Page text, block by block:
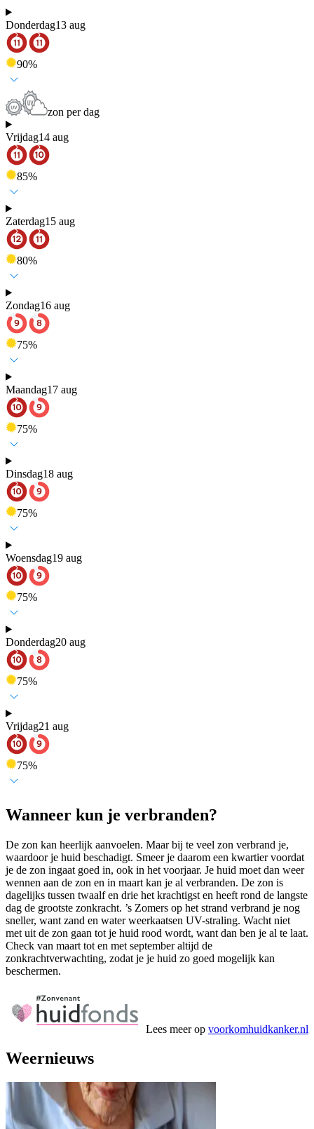
Donderdag13 aug
90%
zon per dag
Vrijdag14 aug
85%
Zaterdag15 aug
80%
Zondag16 aug
75%
Maandag17 aug
75%
Dinsdag18 aug
75%
Woensdag19 aug
75%
Donderdag20 aug
75%
Vrijdag21 aug
75%
Wanneer kun je verbranden?
De zon kan heerlijk aanvoelen. Maar bij te veel zon verbrand je,
waardoor je huid beschadigt. Smeer je daarom een kwartier voordat
je de zon ingaat goed in, ook in het voorjaar. Je huid moet dan weer
wennen aan de zon en in maart kan je al verbranden. De zon is
dagelijks tussen twaalf en drie het krachtigst en heeft rond de langste
dag de grootste zonkracht. ’s Zomers op het strand verbrand je nog
sneller, want zand en water weerkaatsen UV-straling. Wacht niet
met uit de zon gaan tot je huid rood wordt, want dan ben je al te laat.
Check van maart tot en met september altijd de
zonkrachtverwachting, zodat je je huid zo goed mogelijk kan
beschermen.
Lees meer op voorkomhuidkanker.nl
Weernieuws